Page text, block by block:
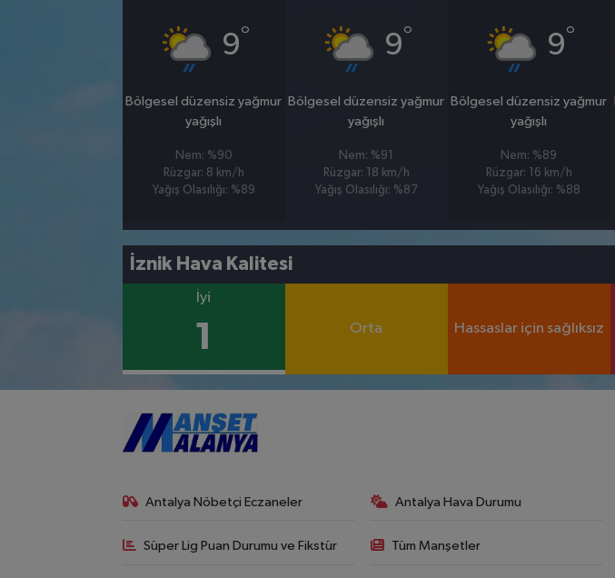
9°
Bölgesel düzensiz yağmur
yağışlı
Nem: %90
Rüzgar: 8 km/h
Yağış Olasılığı: %89
9°
Bölgesel düzensiz yağmur
yağışlı
Nem: %91
Rüzgar: 18 km/h
Yağış Olasılığı: %87
9°
Bölgesel düzensiz yağmur
yağışlı
Nem: %89
Rüzgar: 16 km/h
Yağış Olasılığı: %88
İznik Hava Kalitesi
İyi
1 Orta Hassaslar için sağlıksız
Antalya Nöbetçi Eczaneler Antalya Hava Durumu
Süper Lig Puan Durumu ve Fikstür Tüm Manşetler